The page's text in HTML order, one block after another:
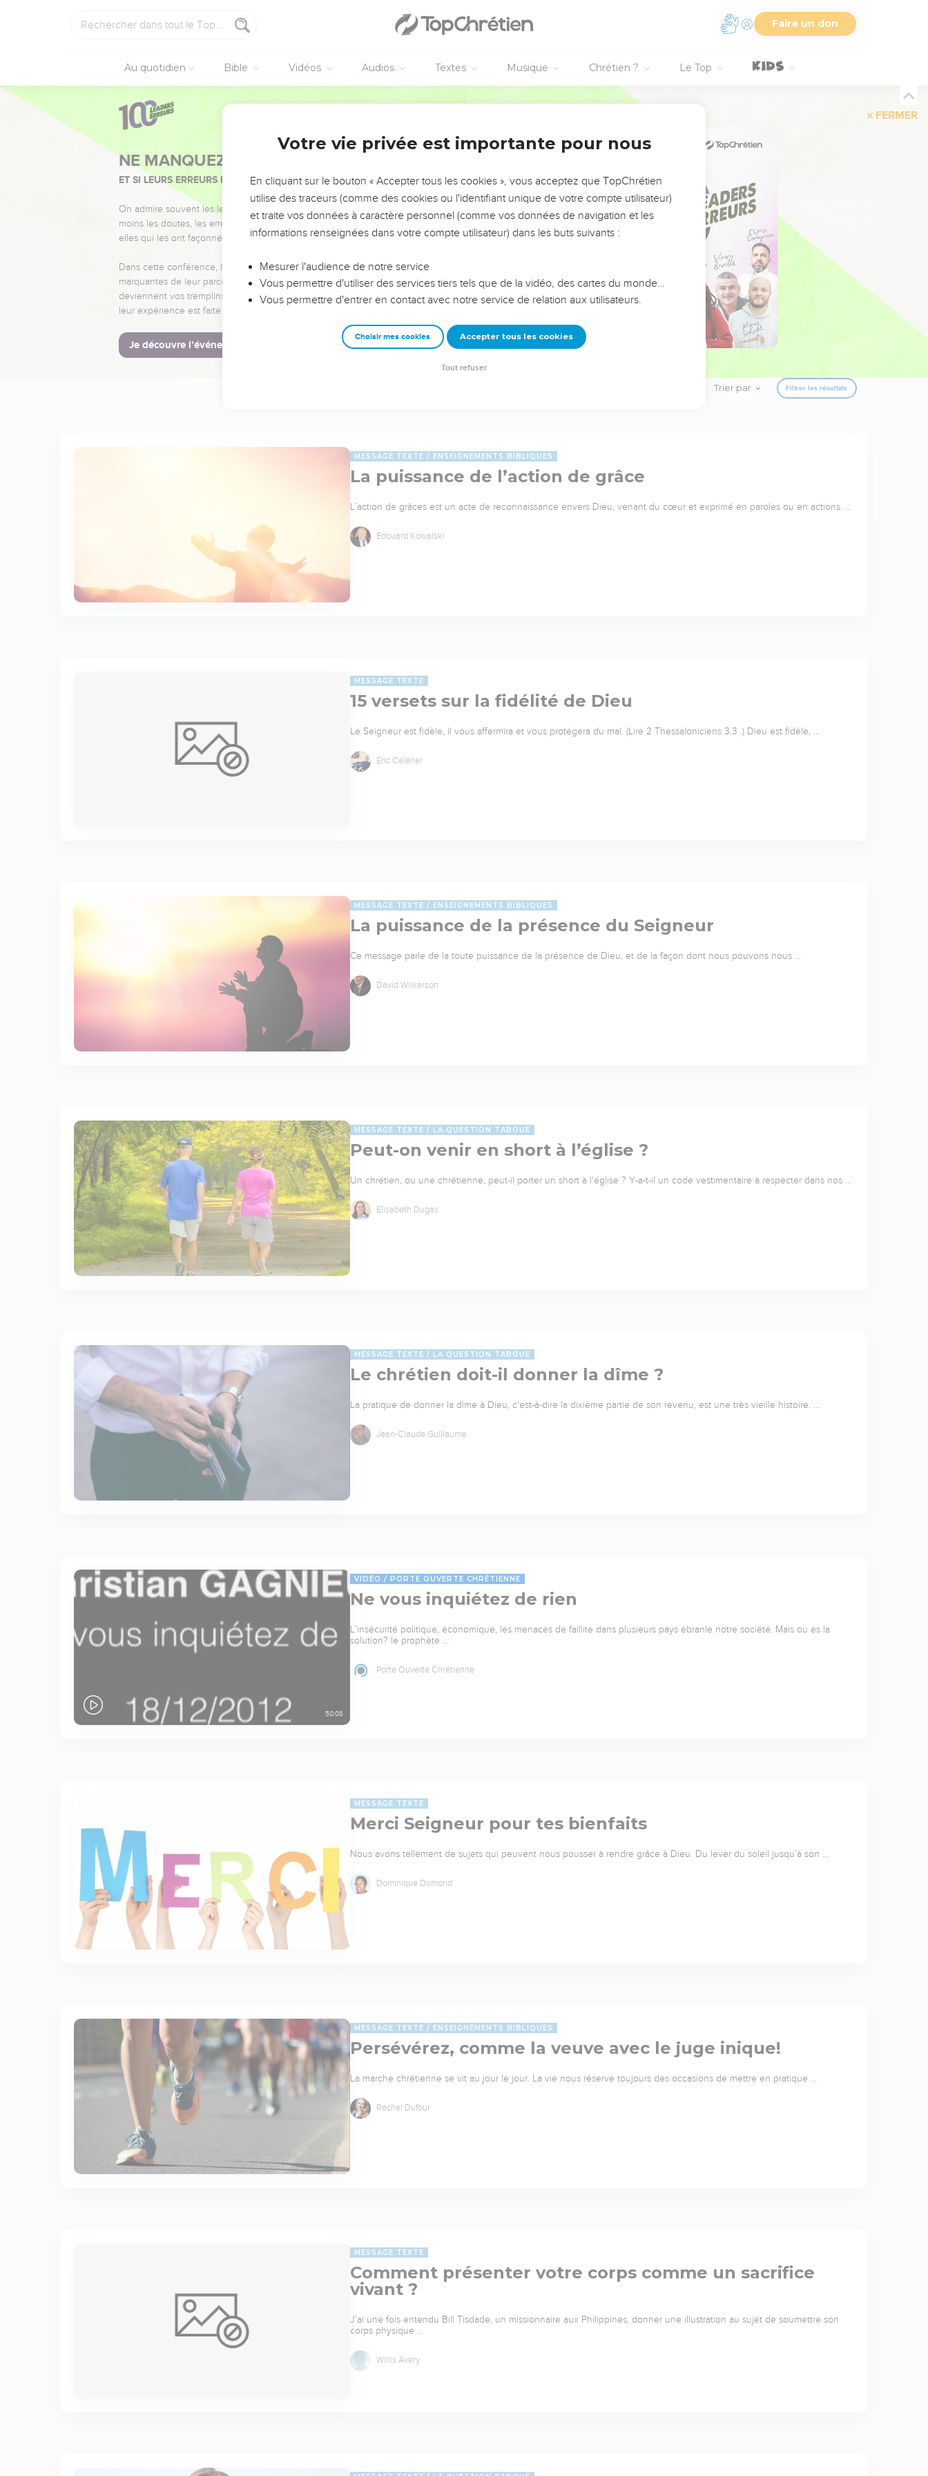
Faire un don
Au quotidien Bible Vidéos Audios Textes Musique Chrétien ? Le Top
FERMER
NE MANQUEZ PAS L’ÉVÉNEMENT DE L’ANNÉE !
ET SI LEURS ERREURS POUVAIENT VOUS ÉVITER LES VOTRES ?
On admire souvent les leaders pour leurs réussites, leur impact, leur foi ou leur vision. Mais on voit
moins les doutes, les erreurs et les saisons difficiles qu'ils ont traversés, alors même que ce sont
elles qui les ont façonnés.
Dans cette conférence, leaders, entrepreneurs, et responsables reviennent sur les erreurs
marquantes de leur parcours et les clés pour avancer avec plus de sagesse afin que leurs erreurs
deviennent vos tremplins. Que vous guidiez un ministère, une équipe, un groupe ou une famille,
leur expérience est faite pour vous.
Je découvre l’événement
Trier par Filtrer les résultats
MESSAGE TEXTE ENSEIGNEMENTS BIBLIQUES
La puissance de l’action de grâce
L’action de grâces est un acte de reconnaissance envers Dieu, venant du cœur et exprimé en paroles ou en actions. …
Edouard Kowalski
MESSAGE TEXTE
15 versets sur la fidélité de Dieu
Le Seigneur est fidèle, il vous affermira et vous protégera du mal. (Lire 2 Thessaloniciens 3.3 .) Dieu est fidèle, …
Éric Célérier
MESSAGE TEXTE ENSEIGNEMENTS BIBLIQUES
La puissance de la présence du Seigneur
Ce message parle de la toute puissance de la présence de Dieu, et de la façon dont nous pouvons nous …
David Wilkerson
MESSAGE TEXTE LA QUESTION TABOUE
Peut-on venir en short à l’église ?
Un chrétien, ou une chrétienne, peut-il porter un short à l'église ? Y-a-t-il un code vestimentaire à respecter dans nos …
Elisabeth Dugas
MESSAGE TEXTE LA QUESTION TABOUE
Le chrétien doit-il donner la dîme ?
La pratique de donner la dîme à Dieu, c'est-à-dire la dixième partie de son revenu, est une très vieille histoire. …
Jean-Claude Guillaume
50:08
VIDÉO PORTE OUVERTE CHRÉTIENNE
Ne vous inquiétez de rien
L’insécurité politique, économique, les menaces de faillite dans plusieurs pays ébranle notre société. Mais ou es la
solution? le prophète …
Porte Ouverte Chrétienne
MESSAGE TEXTE
Merci Seigneur pour tes bienfaits
Nous avons tellement de sujets qui peuvent nous pousser à rendre grâce à Dieu. Du lever du soleil jusqu’à son …
Dominique Dumond
MESSAGE TEXTE ENSEIGNEMENTS BIBLIQUES
Persévérez, comme la veuve avec le juge inique!
La marche chrétienne se vit au jour le jour. La vie nous réserve toujours des occasions de mettre en pratique …
Rachel Dufour
MESSAGE TEXTE
Comment présenter votre corps comme un sacrifice
vivant ?
J’ai une fois entendu Bill Tisdade, un missionnaire aux Philippines, donner une illustration au sujet de soumettre son
corps physique …
Willis Avery
Votre vie privée est importante pour nous
En cliquant sur le bouton « Accepter tous les cookies », vous acceptez que TopChrétien
utilise des traceurs (comme des cookies ou l'identifiant unique de votre compte utilisateur)
et traite vos données à caractère personnel (comme vos données de navigation et les
informations renseignées dans votre compte utilisateur) dans les buts suivants :
Mesurer l'audience de notre service
Vous permettre d'utiliser des services tiers tels que de la vidéo, des cartes du monde…
Vous permettre d'entrer en contact avec notre service de relation aux utilisateurs.
Choisir mes cookies Accepter tous les cookies
Tout refuser